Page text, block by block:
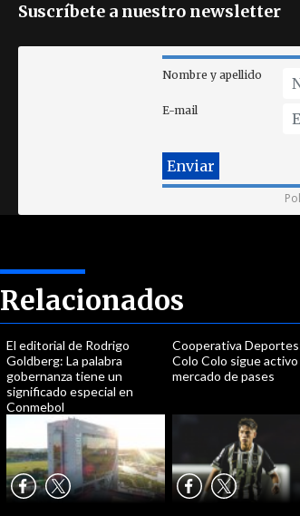
Suscríbete a nuestro newsletter
Nombre y apellido
E-mail
Relacionados
El editorial de Rodrigo
Goldberg: La palabra
gobernanza tiene un
significado especial en
Conmebol
Cooperativa
Colo Colo sigue activo
mercado de pases